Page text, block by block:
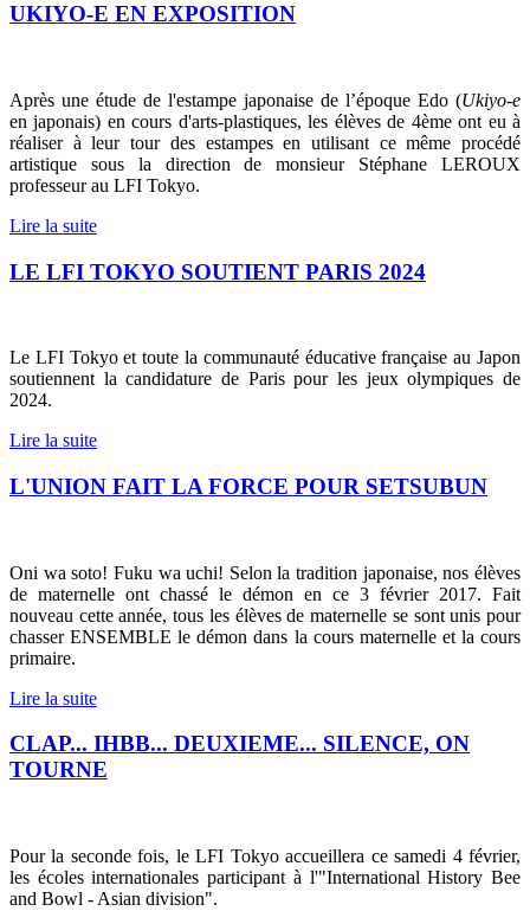
UKIYO-E EN EXPOSITION
Après une étude de l'estampe japonaise de l’époque Edo (Ukiyo-e
en japonais) en cours d'arts-plastiques, les élèves de 4ème ont eu à
réaliser à leur tour des estampes en utilisant ce même procédé
artistique sous la direction de monsieur Stéphane LEROUX
professeur au LFI Tokyo.
Lire la suite
LE LFI TOKYO SOUTIENT PARIS 2024
Le LFI Tokyo et toute la communauté éducative française au Japon
soutiennent la candidature de Paris pour les jeux olympiques de
2024.
Lire la suite
L'UNION FAIT LA FORCE POUR SETSUBUN
Oni wa soto! Fuku wa uchi! Selon la tradition japonaise, nos élèves
de maternelle ont chassé le démon en ce 3 février 2017. Fait
nouveau cette année, tous les élèves de maternelle se sont unis pour
chasser ENSEMBLE le démon dans la cours maternelle et la cours
primaire.
Lire la suite
CLAP... IHBB... DEUXIEME... SILENCE, ON
TOURNE
Pour la seconde fois, le LFI Tokyo accueillera ce samedi 4 février,
les écoles internationales participant à l'"International History Bee
and Bowl - Asian division".